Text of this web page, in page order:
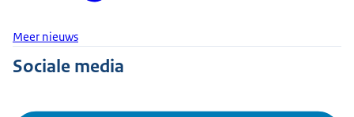
Meer nieuws
Sociale media